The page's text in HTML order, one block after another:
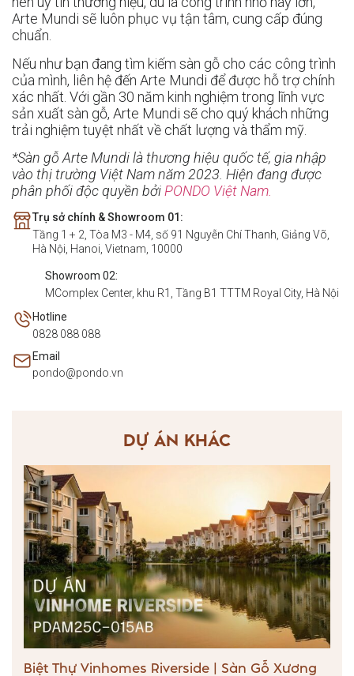
DỰ ÁN KHÁC
Biệt Thự Vinhomes Riverside | Sàn Gỗ Xương
Arte Mundi sẽ luôn phục vụ tận tâm, cung cấp đúng
chuẩn.
Nếu như bạn đang tìm kiếm sàn gỗ cho các công trình
của mình, liên hệ đến Arte Mundi để được hỗ trợ chính
xác nhất. Với gần 30 năm kinh nghiệm trong lĩnh vực
sản xuất sàn gỗ, Arte Mundi sẽ cho quý khách những
trải nghiệm tuyệt nhất về chất lượng và thẩm mỹ.
*Sàn gỗ Arte Mundi là thương hiệu quốc tế, gia nhập
vào thị trường Việt Nam năm 2023. Hiện đang được
phân phối độc quyền bởi PONDO Việt Nam.
Trụ sở chính & Showroom 01:
Tầng 1 + 2, Tòa M3 - M4, số 91 Nguyễn Chí Thanh, Giảng Võ,
Hà Nội, Hanoi, Vietnam, 10000
Showroom 02:
MComplex Center, khu R1, Tầng B1 TTTM Royal City, Hà Nội
Hotline
0828 088 088
Email
pondo@pondo.vn